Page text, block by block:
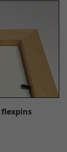
flexpins